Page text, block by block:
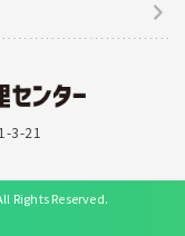
3-21
Rights Reserved.